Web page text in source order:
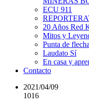
ECU 911
20 Años Red
Mitos y
Punta de flecha
Laudato Sí
En casa y
Contacto
2021/04/09
1016